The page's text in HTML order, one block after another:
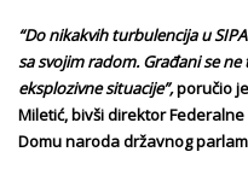
“Do nikakvih turbulencija u
sa svojim radom. Građani se
eksplozivne situacije”,poručio
Miletić, bivši direktor
Domu naroda državnog